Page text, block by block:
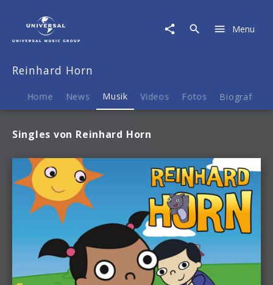
Musik
Menu
Reinhard Horn
Home News Musik Videos Fotos Biografie
Singles von Reinhard Horn